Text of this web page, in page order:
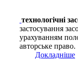
технологічні
застосування
урахуванням
авторське право.
Докладніше